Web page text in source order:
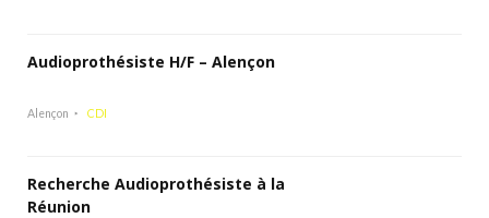
Audioprothésiste H/F – Alençon
Alençon CDI
Recherche Audioprothésiste à la
Réunion